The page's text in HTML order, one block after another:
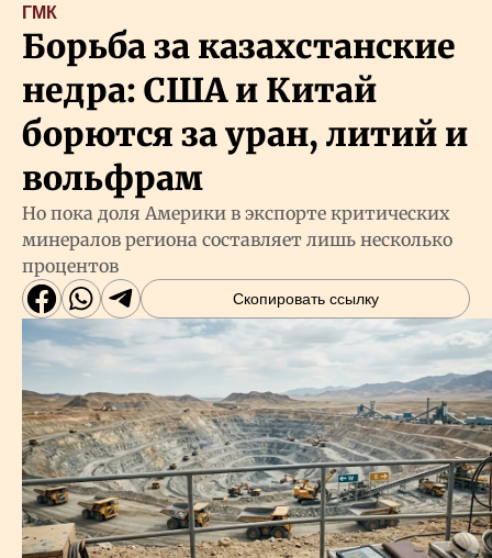
ГМК
Борьба за казахстанские
недра: США и Китай
борются за уран, литий и
вольфрам
Но пока доля Америки в экспорте критических
минералов региона составляет лишь несколько
процентов
Скопировать ссылку